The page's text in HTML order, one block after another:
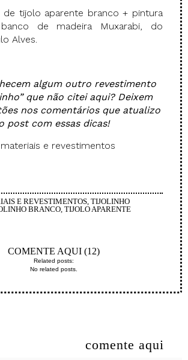
de tijolo aparente branco + pintura
de madeira Muxarabi, do
Alves.
algum outro revestimento
que não citei aqui? Deixem
nos comentários que atualizo
post com essas dicas!
e revestimentos
E REVESTIMENTOS, TIJOLINHO
BRANCO, TIJOLO APARENTE
COMENTE AQUI (12)
Related posts:
No related posts.
comente aqui